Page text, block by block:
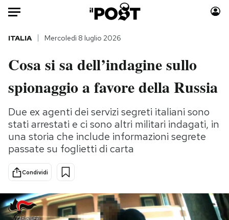
Auto
HOME
Italia
Politica
Tecnologia
Internet
Cultura
Sport
Moda
Consumismi
Storie/Idee
Mondiali calcio 2026
ITALIA Mercoledì 8 luglio 2026
Cosa si sa dell’indagine sullo
spionaggio a favore della Russia
Due ex agenti dei servizi segreti italiani sono
stati arrestati e ci sono altri militari indagati, in
una storia che include informazioni segrete
passate su foglietti di carta
Condividi